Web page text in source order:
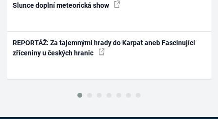
Slunce doplní meteorická show
REPORTÁŽ: Za tajemnými hrady do Karpat aneb Fascinující
zříceniny u českých hranic